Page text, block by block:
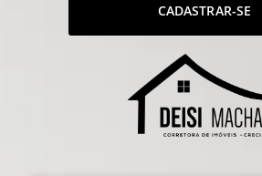
CADASTRAR-SE